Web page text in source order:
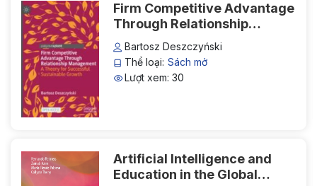
Firm Competitive Advantage
Through Relationship
Management: A Theory for
Successful Sustainable
Growth
Bartosz Deszczyński
Thể loại: Sách mở
Lượt xem: 30
Artificial Intelligence and
Education in the Global